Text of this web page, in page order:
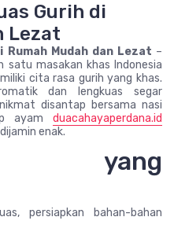
Gurih di
Lezat
Rumah Mudah dan Lezat –
satu masakan khas Indonesia
cita rasa gurih yang khas.
dan lengkuas segar
disantap bersama nasi
ayam duacahayaperdana.id
enak.
yang
persiapkan bahan-bahan